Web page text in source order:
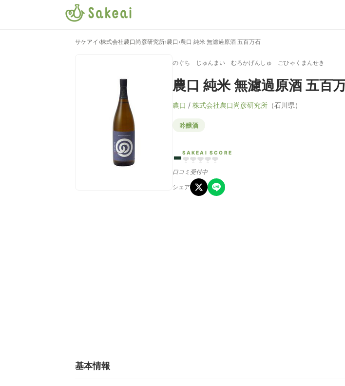
サケアイ ›株式会社農口尚彦研究所›農口 ›農口 純米 無濾過原酒 五百万石
のぐち じゅんまい むろかげんしゅ ごひゃくまんせき
農口 純米 無濾過原酒 五百
農口 / 株式会社農口尚彦研究所 （石川県）
吟醸酒
-SAKEAI SCORE
口コミ受付中
シェア
基本情報